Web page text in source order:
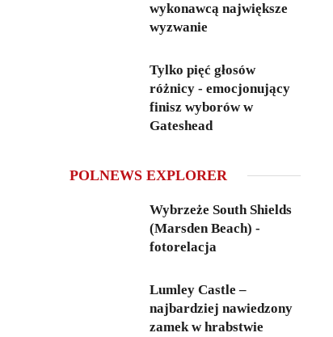
wykonawcą największe
wyzwanie
Tylko pięć głosów
różnicy - emocjonujący
finisz wyborów w
Gateshead
POLNEWS EXPLORER
Wybrzeże South Shields
(Marsden Beach) -
fotorelacja
Lumley Castle –
najbardziej nawiedzony
zamek w hrabstwie